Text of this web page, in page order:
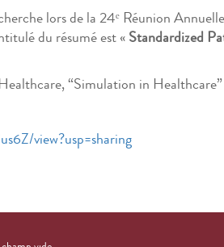
lors de la 24ᵉ Réunion
du résumé est «Standardized
“Simulation in
view?usp=sharing